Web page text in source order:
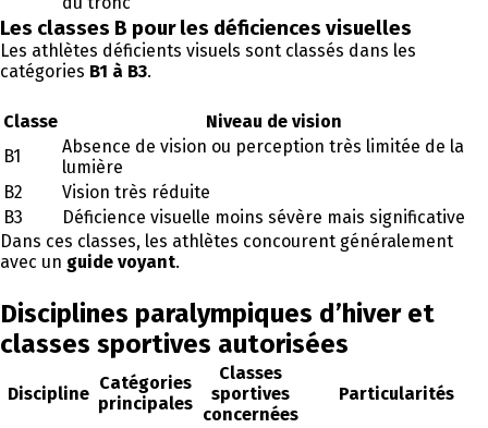
Les classes B pour les déficiences visuelles
Les athlètes déficients visuels sont classés dans les
catégories B1 à B3.
Classe
Niveau de vision
B1
Absence de vision ou perception très limitée de la
lumière
B2
Vision très réduite
B3
Déficience visuelle moins sévère mais significative
Dans ces classes, les athlètes concourent généralement
avec un guide voyant.
Disciplines paralympiques d’hiver et
classes sportives autorisées
Discipline
Catégories
principales
Classes
sportives
concernées
Particularités